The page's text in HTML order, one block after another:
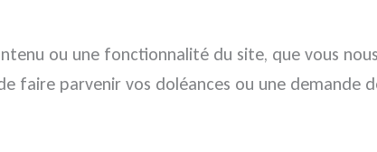
ou une fonctionnalité du site, que vous
parvenir vos doléances ou une demande